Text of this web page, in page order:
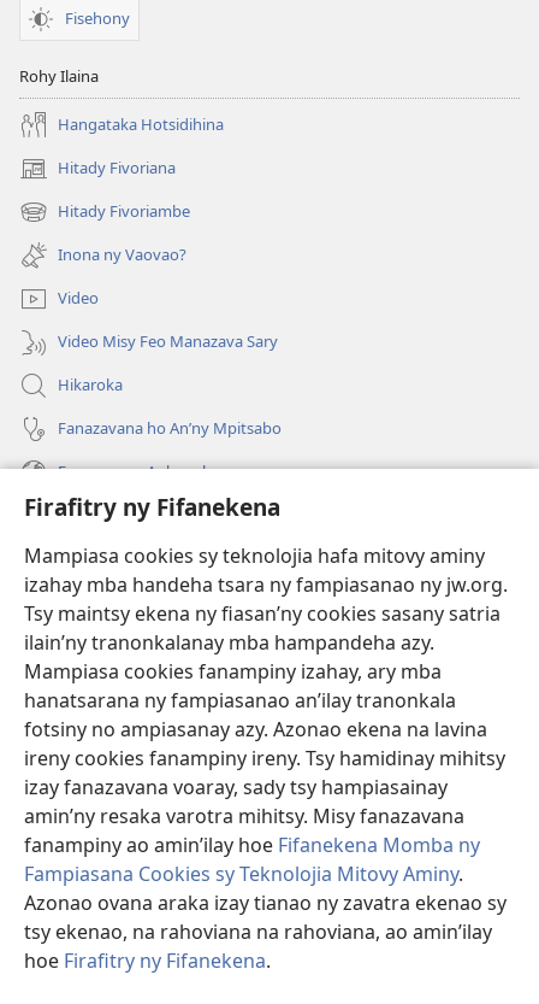
Firafitry ny Fifanekena
Mampiasa cookies sy teknolojia hafa mitovy aminy
izahay mba handeha tsara ny fampiasanao ny jw.org.
Tsy maintsy ekena ny fiasan’ny cookies sasany satria
ilain’ny tranonkalanay mba hampandeha azy.
Mampiasa cookies fanampiny izahay, ary mba
hanatsarana ny fampiasanao an’ilay tranonkala
fotsiny no ampiasanay azy. Azonao ekena na lavina
ireny cookies fanampiny ireny. Tsy hamidinay mihitsy
izay fanazavana voaray, sady tsy hampiasainay
amin’ny resaka varotra mihitsy. Misy fanazavana
fanampiny ao amin’ilay hoe Fifanekena Momba ny
Fampiasana Cookies sy Teknolojia Mitovy Aminy.
Azonao ovana araka izay tianao ny zavatra ekenao sy
tsy ekenao, na rahoviana na rahoviana, ao amin’ilay
hoe Firafitry ny Fifanekena.
Fisehony
Rohy Ilaina
Hangataka Hotsidihina
Hitady Fivoriana
(manokatra
rohy) Hitady Fivoriambe
(manokatra
rohy) Inona ny Vaovao?
Video
Video Misy Feo Manazava Sary
Hikaroka
Fanazavana ho An’ny Mpitsabo
Fanazavana Ankapobeny
Fanampiana
Fanomezana
(manokatra
rohy)
FITEHIRIZAM-BOKIN’NY Vavolombelon’i Jehovah
(manokatra
rohy)
JW Hub
(manokatra
rohy)
JW Library
Watchtower Library ®
Copyright© 2026 Watch Tower Bible and Tract Society of Pennsylvania.
FIFANEKENA| FIFANEKENA MOMBA NY TSIAMBARATELO
NY FIFANEKENA